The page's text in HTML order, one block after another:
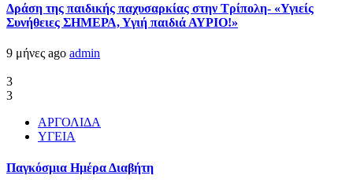
Δράση της παιδικής παχυσαρκίας στην Τρίπολη- «Υγιείς
Συνήθειες ΣΗΜΕΡΑ, Υγιή παιδιά ΑΥΡΙΟ!»
9 μήνες ago admin
3
3
ΑΡΓΟΛΙΔΑ
ΥΓΕΙΑ
Παγκόσμια Ημέρα Διαβήτη